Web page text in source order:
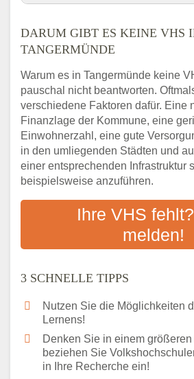
3 schnelle Tipps
Checkliste: So finden auch
Abendschule in der Region
Tangermünde
VHS steht für
Online-Kurse: Alternative
VHS-Kurs
Vor- und Nachteile von
Checkliste: Darauf kommt es
Bildungsangeboten an
Das bundesweite
DARUM GIBT ES KEINE VHS
TANGERMÜNDE
Warum es in Tangermünde keine
pauschal nicht beantworten.
verschiedene Faktoren dafür. Eine
Finanzlage der Kommune, eine
Einwohnerzahl, eine gute
in den umliegenden Städten und
einer entsprechenden Infrastruktur
beispielsweise anzuführen.
Ihre VHS
melden!
3 SCHNELLE TIPPS
Nutzen Sie die Möglichkeiten
Lernens!
Denken Sie in einem
beziehen Sie
in Ihre Recherche ein!